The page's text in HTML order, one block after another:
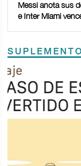
Messi anota sus
e Inter Miami